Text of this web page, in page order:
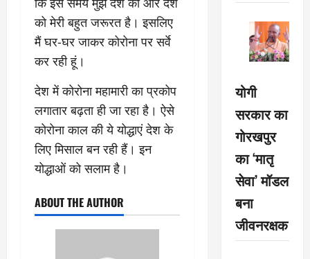
को मेरी बहुत जरूरत है। इसलिए
मैं घर-घर जाकर कोरोना पर सर्वे
कर रही हूं।
देश में कोरोना महामारी का प्रकोप
लगातार बढ़ता ही जा रहा है। ऐसे
कोरोना काल की ये योद्धाएं देश के
लिए मिसाल बन रही हैं। इन
योद्धाओं को सलाम है।
ABOUT THE AUTHOR
योगी
सरकार का
गोरखपुर
का ‘मातृ
सेवा’ मॉडल
बना
जीवनरक्षक